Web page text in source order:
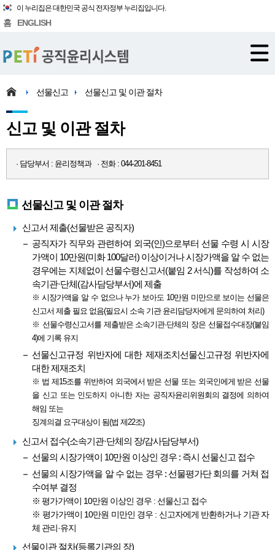
이 누리집은 대한민국 공식 전자정부 누리집입니다.
홈 ENGLISH
선물신고 선물신고 및 이관 절차
신고 및 이관 절차
· 담당부서 : 윤리정책과 · 전화 : 044-201-8451
선물신고 및 이관 절차
신고서 제출(선물받은 공직자)
공직자가 직무와 관련하여 외국(인)으로부터 선물 수령 시 시장
가액이 10만원(미화 100달러) 이상이거나 시장가액을 알 수 없는
경우에는 지체없이 선물수령신고서(붙임 2 서식)를 작성하여 소
속기관·단체(감사담당부서)에 제출
※ 시장가액을 알 수 없으나 누가 보아도 10만원 미만으로 보이는 선물은
신고서 제출 필요 없음(필요시 소속 기관 윤리담당자에게 문의하여 처리)
※ 선물수령신고서를 제출받은 소속기관·단체의 장은 선물접수대장(붙임
4)에 기록 유지
선물신고규정 위반자에 대한 제재조치선물신고규정 위반자에
대한 제재조치
※ 법 제15조를 위반하여 외국에서 받은 선물 또는 외국인에게 받은 선물
을 신고 또는 인도하지 아니한 자는 공직자윤리위원회의 결정에 의하여
해임 또는
징계의결 요구대상이 됨(법 제22조)
신고서 접수(소속기관·단체의 장/감사담당부서)
선물의 시장가액이 10만원 이상인 경우 : 즉시 선물신고 접수
선물의 시장가액을 알 수 없는 경우 : 선물평가단 회의를 거쳐 접
수여부 결정
※ 평가가액이 10만원 이상인 경우 : 선물신고 접수
※ 평가가액이 10만원 미만인 경우 : 신고자에게 반환하거나 기관 자
체 관리·유지
선물이관 절차(등록기관의 장)